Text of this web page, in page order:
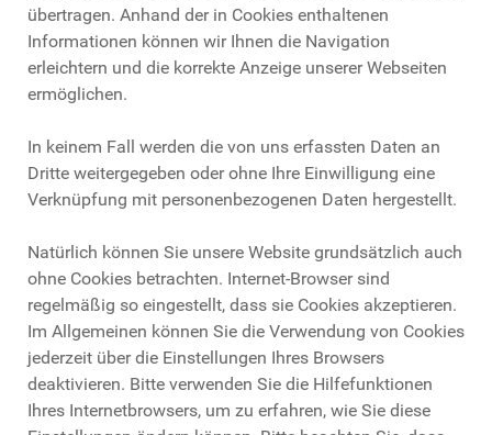
übertragen. Anhand der in Cookies enthaltenen
Informationen können wir Ihnen die Navigation
erleichtern und die korrekte Anzeige unserer Webseiten
ermöglichen.
In keinem Fall werden die von uns erfassten Daten an
Dritte weitergegeben oder ohne Ihre Einwilligung eine
Verknüpfung mit personenbezogenen Daten hergestellt.
Natürlich können Sie unsere Website grundsätzlich auch
ohne Cookies betrachten. Internet-Browser sind
regelmäßig so eingestellt, dass sie Cookies akzeptieren.
Im Allgemeinen können Sie die Verwendung von Cookies
jederzeit über die Einstellungen Ihres Browsers
deaktivieren. Bitte verwenden Sie die Hilfefunktionen
Ihres Internetbrowsers, um zu erfahren, wie Sie diese